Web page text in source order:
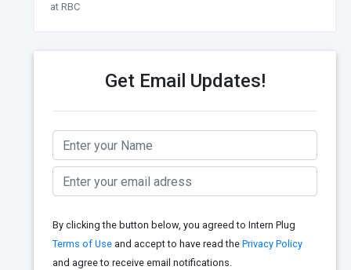
at RBC
Get Email Updates!
By clicking the button below, you agreed to Intern Plug
Terms of Use and accept to have read the Privacy Policy
and agree to receive email notifications.